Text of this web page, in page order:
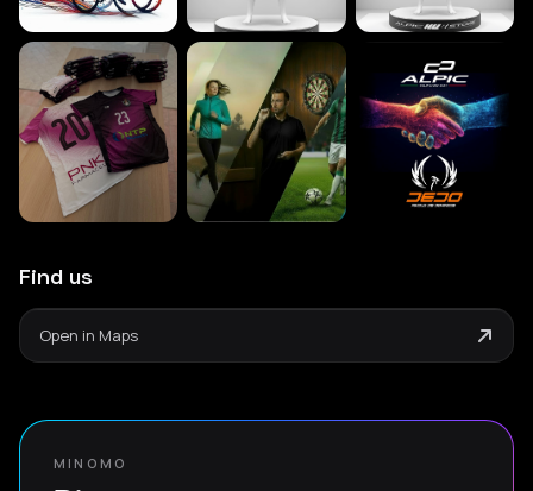
Find us
Open in Maps
MINOMO